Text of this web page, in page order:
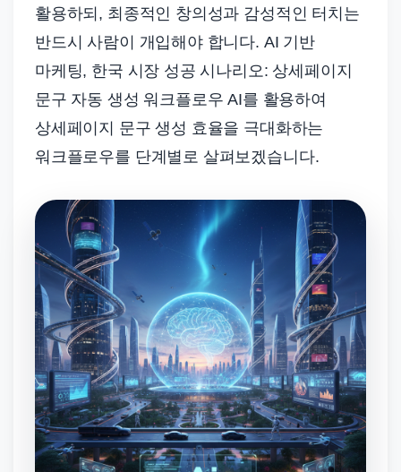
활용하되, 최종적인 창의성과 감성적인 터치는
반드시 사람이 개입해야 합니다. AI 기반
마케팅, 한국 시장 성공 시나리오: 상세페이지
문구 자동 생성 워크플로우 AI를 활용하여
상세페이지 문구 생성 효율을 극대화하는
워크플로우를 단계별로 살펴보겠습니다.